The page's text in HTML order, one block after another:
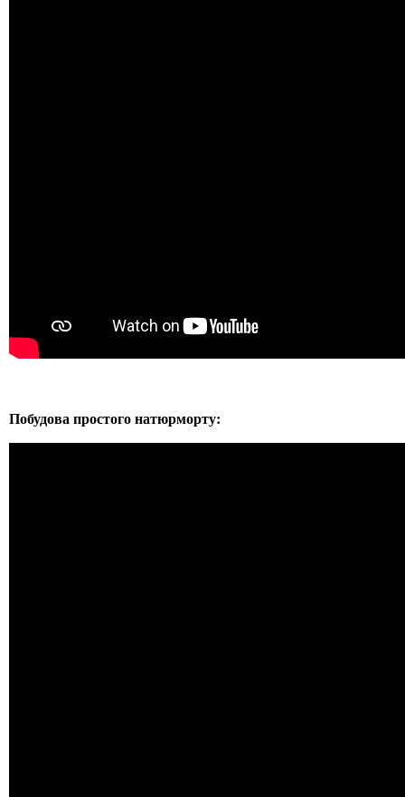
Побудова простого натюрморту: